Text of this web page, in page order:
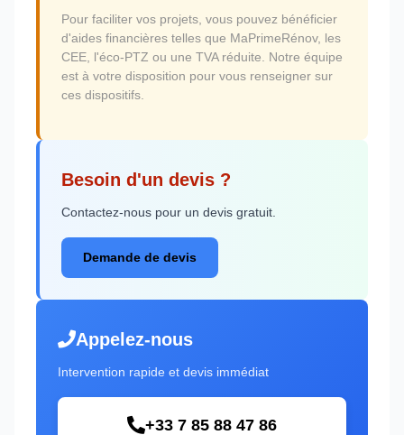
Pour faciliter vos projets, vous pouvez bénéficier
d'aides financières telles que MaPrimeRénov, les
CEE, l'éco-PTZ ou une TVA réduite. Notre équipe
est à votre disposition pour vous renseigner sur
ces dispositifs.
Besoin d'un devis ?
Contactez-nous pour un devis gratuit.
Demande de devis
Appelez-nous
Intervention rapide et devis immédiat
+33 7 85 88 47 86